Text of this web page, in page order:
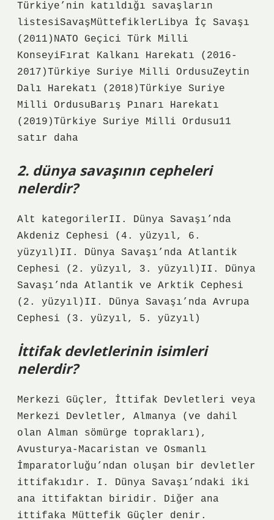
Türkiye’nin katıldığı savaşların
listesiSavaşMüttefiklerLibya İç Savaşı
(2011)NATO Geçici Türk Milli
KonseyiFırat Kalkanı Harekatı (2016-
2017)Türkiye Suriye Milli OrdusuZeytin
Dalı Harekatı (2018)Türkiye Suriye
Milli OrdusuBarış Pınarı Harekatı
(2019)Türkiye Suriye Milli Ordusu11
satır daha
2. dünya savaşının cepheleri
nelerdir?
Alt kategorilerII. Dünya Savaşı’nda
Akdeniz Cephesi (4. yüzyıl, 6.
yüzyıl)II. Dünya Savaşı’nda Atlantik
Cephesi (2. yüzyıl, 3. yüzyıl)II. Dünya
Savaşı’nda Atlantik ve Arktik Cephesi
(2. yüzyıl)II. Dünya Savaşı’nda Avrupa
Cephesi (3. yüzyıl, 5. yüzyıl)
İttifak devletlerinin isimleri
nelerdir?
Merkezi Güçler, İttifak Devletleri veya
Merkezi Devletler, Almanya (ve dahil
olan Alman sömürge toprakları),
Avusturya-Macaristan ve Osmanlı
İmparatorluğu’ndan oluşan bir devletler
ittifakıdır. I. Dünya Savaşı’ndaki iki
ana ittifaktan biridir. Diğer ana
ittifaka Müttefik Güçler denir.